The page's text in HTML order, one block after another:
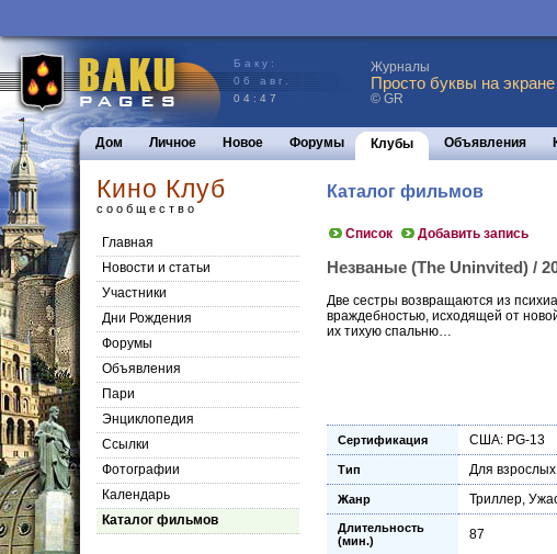
Баку:
06 авг.
04:47
Журналы
Просто буквы на
© GR
Дом Личное Новое Форумы Клубы Объявления
Кино Клуб
сообщество
Главная
Новости и статьи
Участники
Дни Рождения
Форумы
Объявления
Пари
Энциклопедия
Cсылки
Фотографии
Календарь
Каталог фильмов
Каталог фильмов
Список Добавить запись
Незваные (The Uninvited) /
Две сестры возвращаются из
враждебностью, исходящей от
их тихую спальню…
Сертификация США: PG-13
Тип Для взрослых
Жанр Триллер,
Длительность
(мин.)
87